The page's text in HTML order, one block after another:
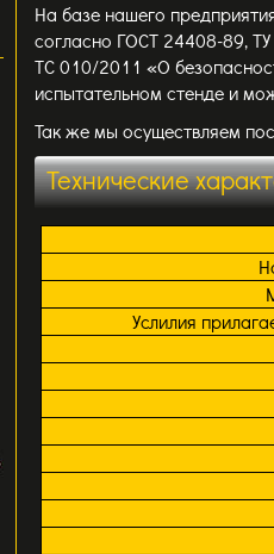
На базе нашего
согласно ГОСТ 24408-89,
ТС 010/2011 «О
испытательном стенде и
Так же мы осуществляем
Технические
Услилия